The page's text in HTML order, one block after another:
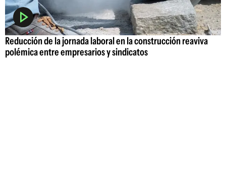
Reducción de la jornada laboral en la construcción reaviva
polémica entre empresarios y sindicatos